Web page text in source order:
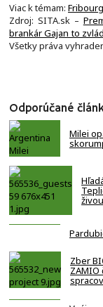
Viac k témam: Fribourg
Zdroj: SITA.sk –
brankár Gajan to
Všetky práva
Odporúčané
Milei
Zber